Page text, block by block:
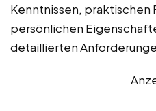
Kenntnissen, praktischen
persönlichen
detaillierten